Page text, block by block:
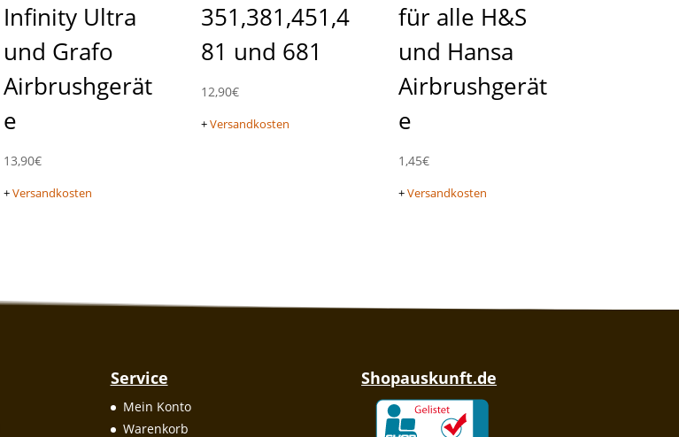
Infinity Ultra
und Grafo
Airbrushgerät
e
13,90€
+Versandkosten
351,381,451,4
81 und 681
12,90€
+Versandkosten
für alle H&S
und Hansa
Airbrushgerät
e
1,45€
+Versandkosten
Service
Mein Konto
Warenkorb
Shopauskunft.de